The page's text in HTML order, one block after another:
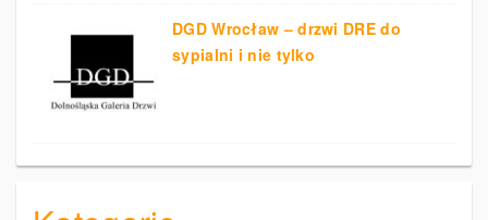
DGD Wrocław – drzwi DRE do
sypialni i nie tylko